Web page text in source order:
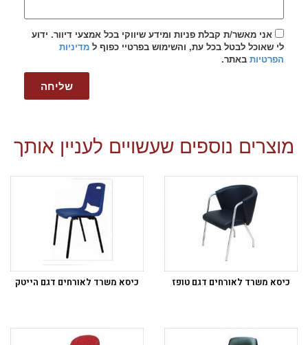
אני מאשר/ת קבלת פניות ומידע שיווקי בכל אמצעי דיוור. ידוע
לי שאוכל לבטל בכל עת, והשימוש בפרטיי כפוף ל מדיניות
הפרטיות באתר.
שליחה
מוצרים נוספים שעשויים לעניין אותך
כיסא משרד לאורחים דגם טופז כיסא משרד לאורחים דגם הייטק